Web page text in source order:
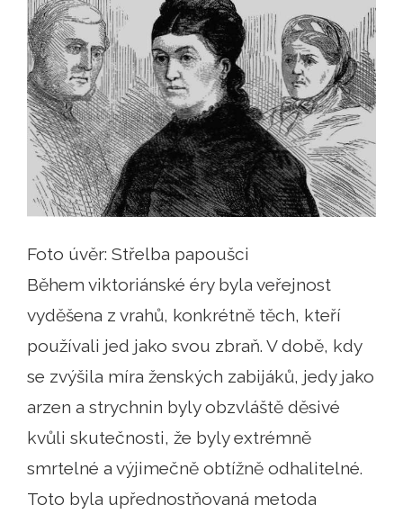
Foto úvěr: Střelba papoušci
Během viktoriánské éry byla veřejnost
vyděšena z vrahů, konkrétně těch, kteří
používali jed jako svou zbraň. V době, kdy
se zvýšila míra ženských zabijáků, jedy jako
arzen a strychnin byly obzvláště děsivé
kvůli skutečnosti, že byly extrémně
smrtelné a výjimečně obtížně odhalitelné.
Toto byla upřednostňovaná metoda